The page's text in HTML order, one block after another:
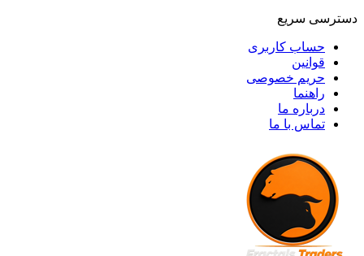
دسترسی سریع
حساب کاربری
قوانین
حریم خصوصی
راهنما
درباره ما
تماس با ما